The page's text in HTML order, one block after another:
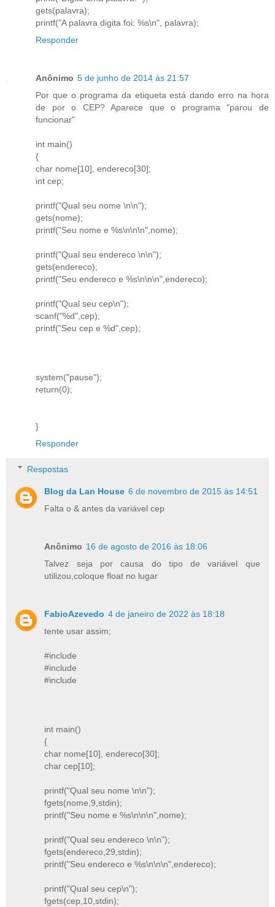
gets(palavra);
printf("A palavra digita foi: %s\n", palavra);
Responder
Anônimo 5 de junho de 2014 às 21:57
Por que o programa da etiqueta está dando erro na hora
de por o CEP? Aparece que o programa "parou de
funcionar"
int main()
{
char nome[10], endereco[30];
int cep;
printf("Qual seu nome \n\n");
gets(nome);
printf("Seu nome e %s\n\n\n",nome);
printf("Qual seu endereco \n\n");
gets(endereco);
printf("Seu endereco e %s\n\n\n",endereco);
printf("Qual seu cep\n");
scanf("%d",cep);
printf("Seu cep e %d",cep);
system("pause");
return(0);
}
Responder
Respostas
Blog da Lan House 6 de novembro de 2015 às 14:51
Falta o & antes da variável cep
Anônimo 16 de agosto de 2016 às 18:06
Talvez seja por causa do tipo de variável que
utilizou,coloque float no lugar
FabioAzevedo 4 de janeiro de 2022 às 18:18
tente usar assim;
#include
#include
#include
int main()
{
char nome[10], endereco[30];
char cep[10];
printf("Qual seu nome \n\n");
fgets(nome,9,stdin);
printf("Seu nome e %s\n\n\n",nome);
printf("Qual seu endereco \n\n");
fgets(endereco,29,stdin);
printf("Seu endereco e %s\n\n\n",endereco);
printf("Qual seu cep\n");
fgets(cep,10,stdin);